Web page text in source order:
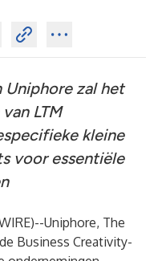
Uniphore zal het
LTM
kleine
voor essentiële
)--Uniphore, The
Business Creativity-